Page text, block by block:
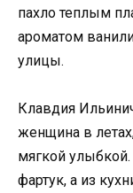
пахло теплым
ароматом
улицы.
Клавдия
женщина в
мягкой
фартук, а из